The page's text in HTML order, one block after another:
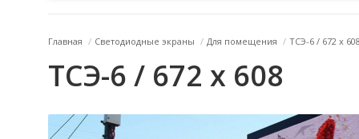
Главная / Светодиодные экраны / Для помещения / ТСЭ-6 / 672 x
ТСЭ-6 / 672 x 608